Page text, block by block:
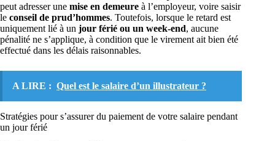
peut adresser une mise en demeure à l’employeur, voire saisir
le conseil de prud’hommes. Toutefois, lorsque le retard est
uniquement lié à un jour férié ou un week-end, aucune
pénalité ne s’applique, à condition que le virement ait bien été
effectué dans les délais raisonnables.
A LIRE : Quel est le salaire d’un illustrateur ?
Stratégies pour s’assurer du paiement de votre salaire pendant
un jour férié